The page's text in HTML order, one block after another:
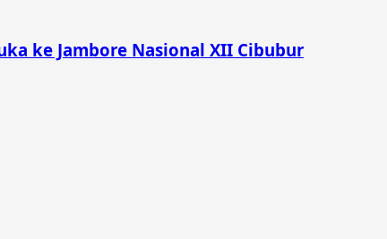
ke Jambore Nasional XII Cibubur